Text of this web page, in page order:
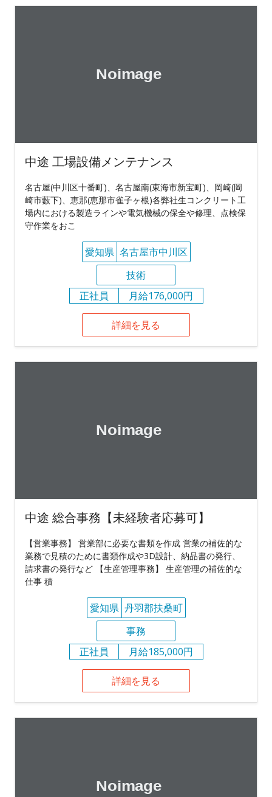
中途 工場設備メンテナンス
名古屋(中川区十番町)、名古屋南(東海市新宝町)、岡崎(岡
崎市藪下)、恵那(恵那市雀子ヶ根)各弊社生コンクリート工
場内における製造ラインや電気機械の保全や修理、点検保
守作業をおこ
愛知県 名古屋市中川区
技術
正社員
月給176,000円
詳細を見る
中途 総合事務【未経験者応募可】
【営業事務】 営業部に必要な書類を作成 営業の補佐的な
業務で見積のために書類作成や3D設計、納品書の発行、
請求書の発行など 【生産管理事務】 生産管理の補佐的な
仕事 積
愛知県 丹羽郡扶桑町
事務
正社員
月給185,000円
詳細を見る